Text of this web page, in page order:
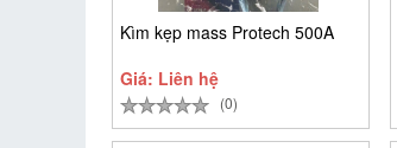
Kìm kẹp mass Protech 500A
Giá: Liên hệ
(0)